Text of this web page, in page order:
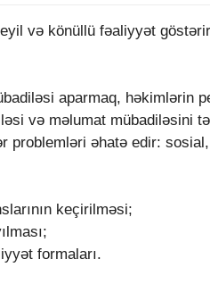
və könüllü fəaliyyət
aparmaq,
və məlumat mübadiləsini
problemləri əhatə edir:
keçirilməsi;
formaları.